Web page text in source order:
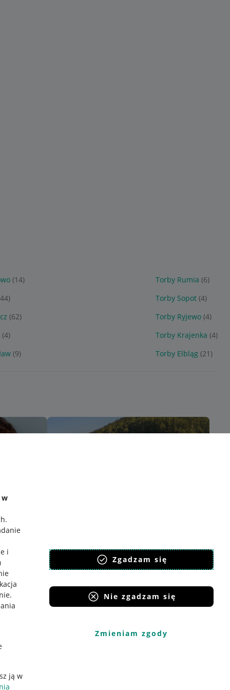
w
.
i
.
ją w
Zgadzam się
Nie zgadzam się
Zmieniam zgody
(14) Torby Rumia (6)
Torby Sopot (4)
(62) Torby Ryjewo (4)
(4) Torby Krajenka (4)
(9) Torby Elbląg (21)